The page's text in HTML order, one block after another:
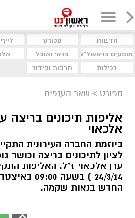
חדשות ספורט
מופעים בראשל"צ
פנאי ואוכל
רכילות
תרבות ובידור
ספורט > שאר הענפים
אליפות תיכונים בריצה
אלכאוי
ביוזמת החברה העירונית
לציון לתיכונים בריצה וכושר
ערן אלכאוי ז"ל. האליפות
24/3/14 )
החדש בנאות שקמה.